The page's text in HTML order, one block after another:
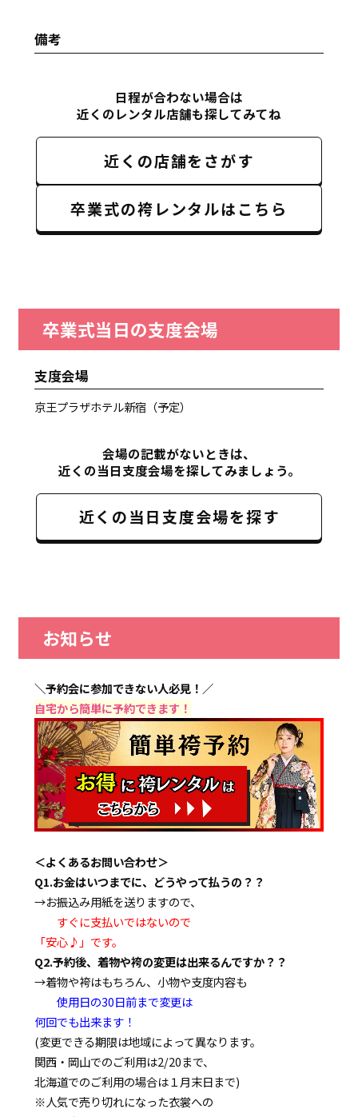
備考
日程が合わない場合は
近くのレンタル店舗も探してみてね
近くの店舗をさがす
卒業式の袴レンタルはこちら
卒業式当日の支度会場
支度会場
京王プラザホテル新宿（予定）
会場の記載がないときは、
近くの当日支度会場を探してみましょう。
近くの当日支度会場を探す
お知らせ
＼予約会に参加できない人必見！／
自宅から簡単に予約できます！
＜よくあるお問い合わせ＞
Q1.お金はいつまでに、どうやって払うの？？
→お振込み用紙を送りますので、
すぐに支払いではないので
「安心♪」です。
Q2.予約後、着物や袴の変更は出来るんですか？？
→着物や袴はもちろん、小物や支度内容も
使用日の30日前まで変更は
何回でも出来ます！
(変更できる期限は地域によって異なります。
関西・岡山でのご利用は2/20まで、
北海道でのご利用の場合は１月末日まで)
※人気で売り切れになった衣裳への